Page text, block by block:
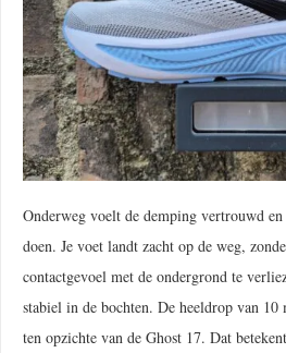
Onderweg voelt de demping vertrouwd
doen. Je voet landt zacht op de weg,
contactgevoel met de ondergrond te
stabiel in de bochten. De heeldrop van
ten opzichte van de Ghost 17. Dat